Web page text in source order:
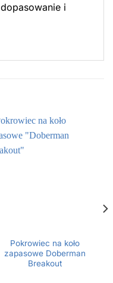
i
Pokrowiec na koło
zapasowe Doberman
Breakout